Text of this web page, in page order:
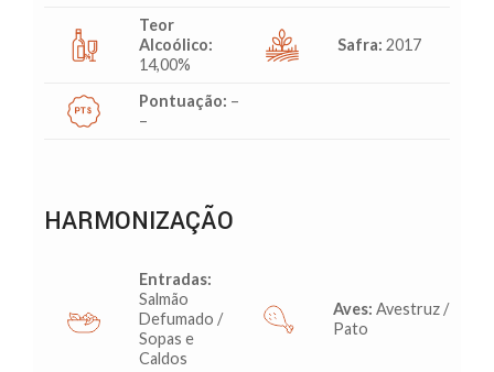
Teor
Alcoólico:
14,00%
Safra: 2017
Pontuação: –
–
HARMONIZAÇÃO
Entradas:
Salmão
Defumado /
Sopas e
Caldos
Aves: Avestruz /
Pato